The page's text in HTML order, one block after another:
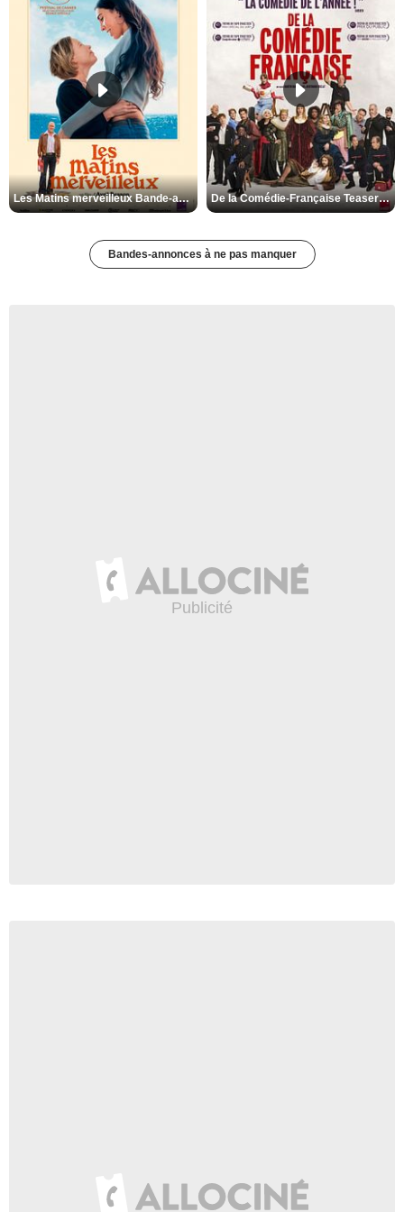
Les Matins merveilleux Bande-annonce VF De la Comédie-Française Teaser VF
Bandes-annonces à ne pas manquer